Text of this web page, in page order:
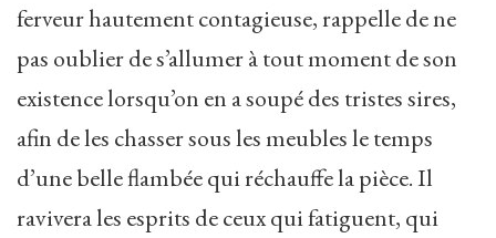
ferveur hautement contagieuse, rappelle de ne
pas oublier de s’allumer à tout moment de son
existence lorsqu’on en a soupé des tristes sires,
afin de les chasser sous les meubles le temps
d’une belle flambée qui réchauffe la pièce. Il
ravivera les esprits de ceux qui fatiguent, qui